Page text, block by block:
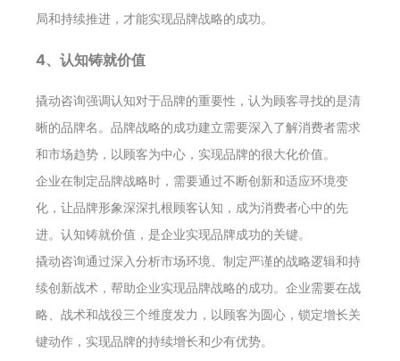
局和持续推进，才能实现品牌战略的成功。
4、认知铸就价值
撬动咨询强调认知对于品牌的重要性，认为顾客寻找的是清
晰的品牌名。品牌战略的成功建立需要深入了解消费者需求
和市场趋势，以顾客为中心，实现品牌的很大化价值。
企业在制定品牌战略时，需要通过不断创新和适应环境变
化，让品牌形象深深扎根顾客认知，成为消费者心中的先
进。认知铸就价值，是企业实现品牌成功的关键。
撬动咨询通过深入分析市场环境、制定严谨的战略逻辑和持
续创新战术，帮助企业实现品牌战略的成功。企业需要在战
略、战术和战役三个维度发力，以顾客为圆心，锁定增长关
键动作，实现品牌的持续增长和少有优势。